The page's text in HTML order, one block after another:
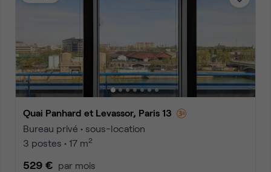
Quai Panhard et Levassor, Paris 13
Bureau privé • sous-location
3 postes • 17 m2
529 € par mois